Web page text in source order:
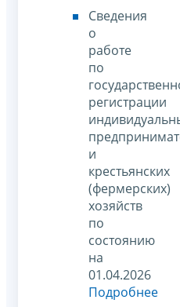
Сведения
о
работе
по
регистрации
и
крестьянских
(фермерских)
хозяйств
по
состоянию
на
01.04.2026
Подробнее